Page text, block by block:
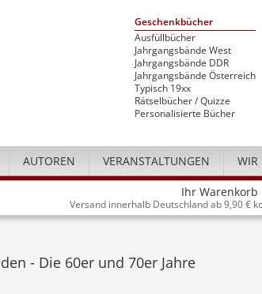
Geschenkbücher
Ausfüllbücher
Jahrgangsbände West
Jahrgangsbände DDR
Jahrgangsbände Österreich
Typisch 19xx
Rätselbücher / Quizze
Personalisierte Bücher
AUTOREN VERANSTALTUNGEN WIR
Ihr Warenkorb
Versand innerhalb Deutschland ab 9,90 €
- Die 60er und 70er Jahre